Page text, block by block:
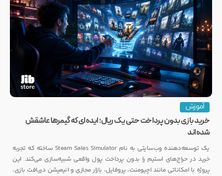
آموزش
خرید بازی بدون پرداخت حتی یک ریال؛ ایده‌ای که گیمرها عاشقش
شده‌اند
یک توسعه‌دهنده وب‌سایتی به نام Steam Sales Simulator ساخته که تجربه
خرید در حراج‌های استیم را بدون پرداخت پول واقعی شبیه‌سازی می‌کند. این
پروژه با امکاناتی مانند اچیومنت، پروفایل، بازار مجازی و انیمیشن دریافت بازی،